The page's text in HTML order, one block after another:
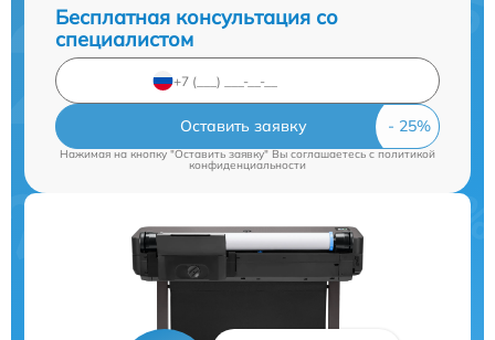
Бесплатная консультация со
специалистом
Оставить заявку
Нажимая на кнопку "Оставить заявку" Вы соглашаетесь cполитикой
конфиденциальности